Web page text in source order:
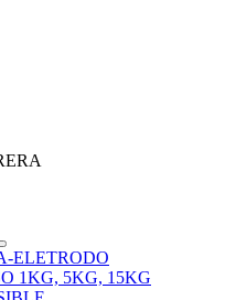
ELETRODO
1KG, 5KG, 15KG